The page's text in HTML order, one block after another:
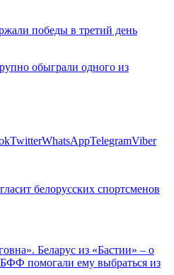
победы в третий день
обыграли одного из
TwitterWhatsAppTelegramViber
белорусских спортсменов
Беларус из «Бастии» – о
помогали ему выбраться из